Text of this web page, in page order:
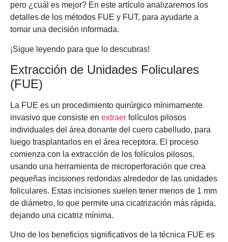
pero ¿cuál es mejor? En este artículo analizaremos los
detalles de los métodos FUE y FUT, para ayudarte a
tomar una decisión informada.
¡Sigue leyendo para que lo descubras!
Extracción de Unidades Foliculares
(FUE)
La FUE es un procedimiento quirúrgico mínimamente
invasivo que consiste en extraer folículos pilosos
individuales del área donante del cuero cabelludo, para
luego trasplantarlos en el área receptora. El proceso
comienza con la extracción de los folículos pilosos,
usando una herramienta de microperforación que crea
pequeñas incisiones redondas alrededor de las unidades
foliculares. Estas incisiones suelen tener menos de 1 mm
de diámetro, lo que permite una cicatrización más rápida,
dejando una cicatriz mínima.
Uno de los beneficios significativos de la técnica FUE es